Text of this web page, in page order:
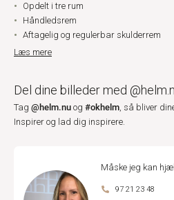
Opdelt i tre rum
Håndledsrem
Aftagelig og regulerbar skulderrem
Læs mere
Del dine billeder med
Tag @helm.nu og #okhelm, så bliver
Inspirer og lad dig inspirere.
Måske jeg kan
97 21 23 48